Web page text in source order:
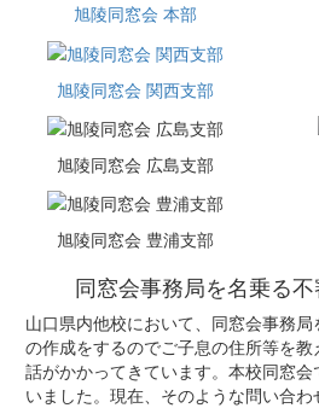
旭陵同窓会 本部
旭陵同窓会 関西支部
旭陵同窓会 広島支部
旭陵同窓会 豊浦支部
同窓会事務局を名乗る
山口県内他校において、同窓会事務
の作成をするのでご子息の住所等を
話がかかってきています。本校同窓
いました。現在、そのような問い合